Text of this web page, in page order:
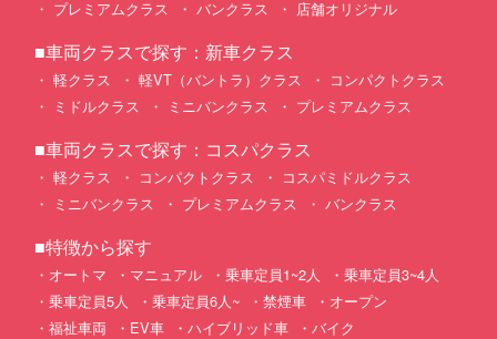
プレミアムクラス
バンクラス 店舗オリジナル
■車両クラスで探す：新車クラス
軽クラス 軽VT（バントラ）クラス
コンパクトクラス
ミドルクラス
ミニバンクラス プレミアムクラス
■車両クラスで探す：コスパクラス
軽クラス コンパクトクラス
コスパミドルクラス
ミニバンクラス
プレミアムクラス バンクラス
■特徴から探す
オートマ マニュアル 乗車定員1~2人
乗車定員3~4人
乗車定員5人
乗車定員6人~ 禁煙車
オープン
福祉車両
EV車 ハイブリッド車 バイク